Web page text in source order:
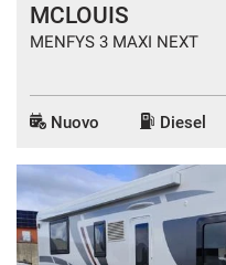
MCLOUIS
MENFYS 3 MAXI NEXT
Nuovo Diesel